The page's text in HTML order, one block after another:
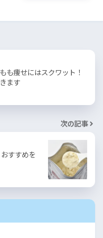
も痩せにはスクワット！
ます
次の記事
すすめを